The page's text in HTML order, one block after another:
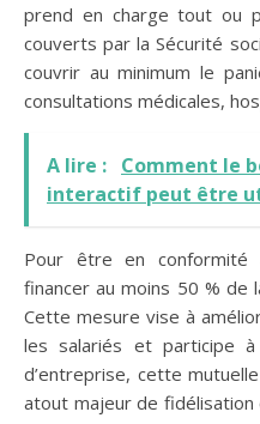
prend en charge tout ou
couverts par la Sécurité
couvrir au minimum le
consultations médicales,
A lire : Comment le
interactif peut être
Pour être en conformité
financer au moins 50 % de
Cette mesure vise à
les salariés et participe
d’entreprise, cette
atout majeur de